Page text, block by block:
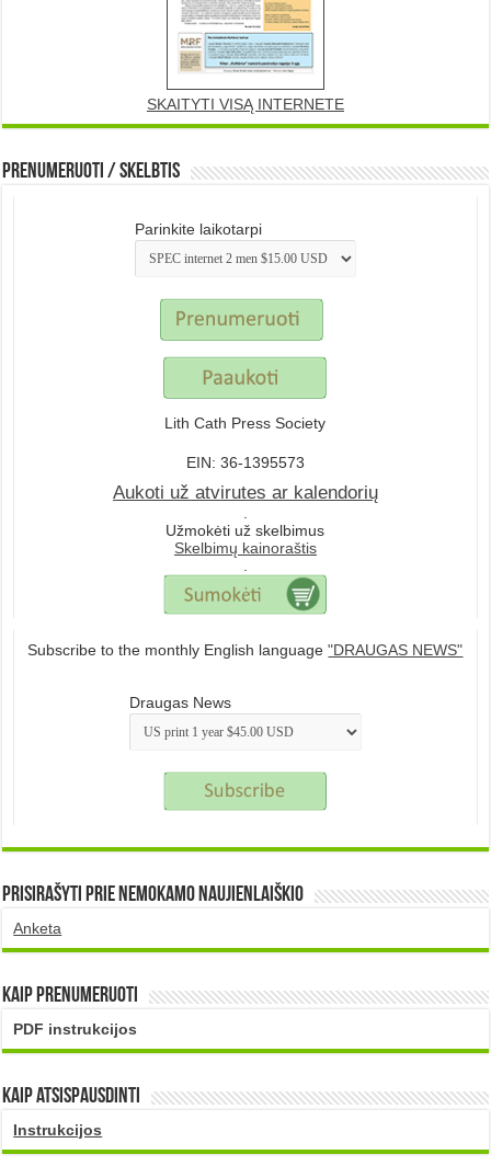
SKAITYTI VISĄ INTERNETE
Prenumeruoti / Skelbtis
Parinkite laikotarpi
Lith Cath Press Society
EIN: 36-1395573
Aukoti už atvirutes ar kalendorių
Užmokėti už skelbimus
Skelbimų kainoraštis
Subscribe to the monthly English language"DRAUGAS NEWS"
Draugas News
Prisirašyti prie nemokamo naujienlaiškio
Anketa
Kaip prenumeruoti
PDF instrukcijos
Kaip atsispausdinti
Instrukcijos